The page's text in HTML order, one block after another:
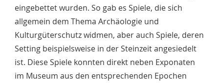
eingebettet wurden. So gab es Spiele, die sich
allgemein dem Thema Archäologie und
Kulturgüterschutz widmen, aber auch Spiele, deren
Setting beispielsweise in der Steinzeit angesiedelt
ist. Diese Spiele konnten direkt neben Exponaten
im Museum aus den entsprechenden Epochen